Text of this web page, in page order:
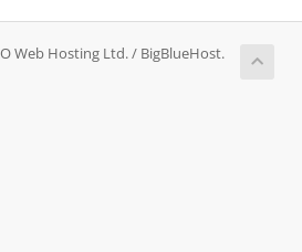
Web Hosting Ltd. / BigBlueHost.